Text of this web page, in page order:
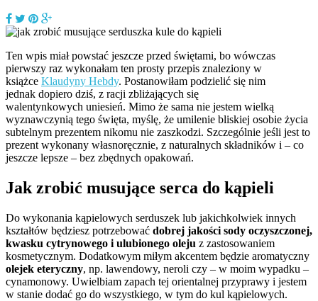
Ten wpis miał powstać jeszcze przed świętami, bo wówczas
pierwszy raz wykonałam ten prosty przepis znaleziony w
książce Klaudyny Hebdy. Postanowiłam podzielić się nim
jednak dopiero dziś, z racji zbliżających się
walentynkowych uniesień. Mimo że sama nie jestem wielką
wyznawczynią tego święta, myślę, że umilenie bliskiej osobie życia
subtelnym prezentem nikomu nie zaszkodzi. Szczególnie jeśli jest to
prezent wykonany własnoręcznie, z naturalnych składników i – co
jeszcze lepsze – bez zbędnych opakowań.
Jak zrobić musujące serca do kąpieli
Do wykonania kąpielowych serduszek lub jakichkolwiek innych
kształtów będziesz potrzebować dobrej jakości sody oczyszczonej,
kwasku cytrynowego i ulubionego oleju z zastosowaniem
kosmetycznym. Dodatkowym miłym akcentem będzie aromatyczny
olejek eteryczny, np. lawendowy, neroli czy – w moim wypadku –
cynamonowy. Uwielbiam zapach tej orientalnej przyprawy i jestem
w stanie dodać go do wszystkiego, w tym do kul kąpielowych.